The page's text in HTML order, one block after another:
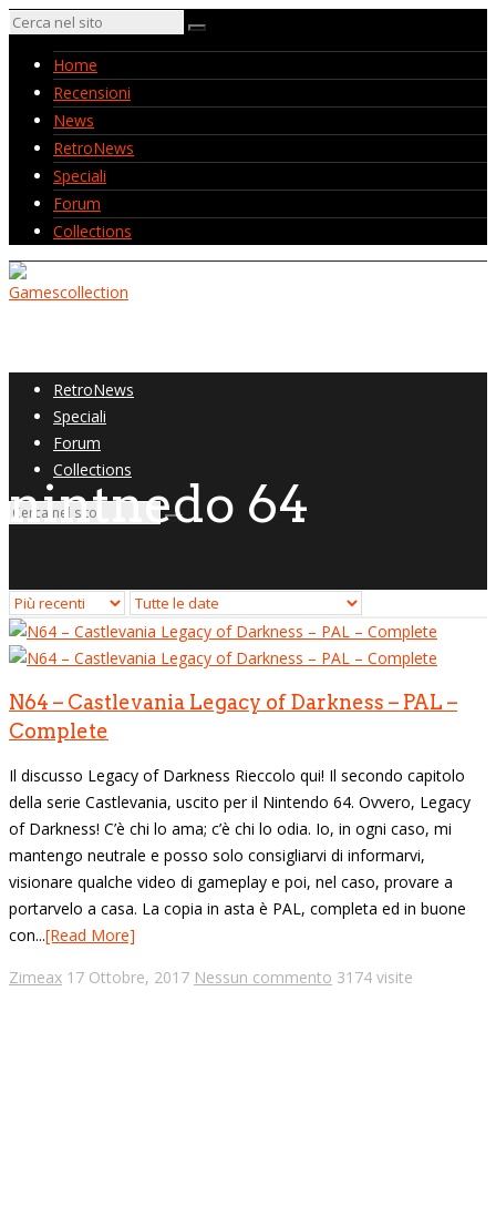
Home
Recensioni
News
RetroNews
Speciali
Forum
Collections
RetroNews
Speciali
Forum
Collections
nintnedo 64
N64 – Castlevania Legacy of Darkness – PAL –
Complete
Il discusso Legacy of Darkness Rieccolo qui! Il secondo capitolo
della serie Castlevania, uscito per il Nintendo 64. Ovvero, Legacy
of Darkness! C’è chi lo ama; c’è chi lo odia. Io, in ogni caso, mi
mantengo neutrale e posso solo consigliarvi di informarvi,
visionare qualche video di gameplay e poi, nel caso, provare a
portarvelo a casa. La copia in asta è PAL, completa ed in buone
con...[Read More]
Zimeax 17 Ottobre, 2017 Nessun commento 3174 visite